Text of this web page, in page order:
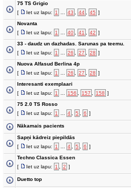
75 TS Grigio
[
Iet uz lapu: 1 43 44 45 ]
Novanta
[
Iet uz lapu: 1 40 41 42 ]
33 - daudz un dazhadas. Sarunas pa teemu.
[
Iet uz lapu: 1 26 27 28 ]
Nuova Alfasud Berlina 4p
[
Iet uz lapu: 1 26 27 28 ]
Interesanti exemplaari
[
Iet uz lapu: 1 156 157 158 ]
75 2.0 TS Rosso
[
Iet uz lapu: 1 4 5 6 ]
Nākamais pacients
Sapņi kādreiz piepildās
[
Iet uz lapu: 1 4 5 6 ]
Techno Classica Essen
[
Iet uz lapu: 1 2 ]
Duetto top